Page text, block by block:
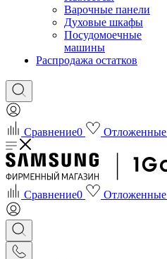
Варочные панели
Духовые шкафы
Посудомоечные
машины
Распродажа остатков
Сравнение0 Отложенные
Сравнение0 Отложенные